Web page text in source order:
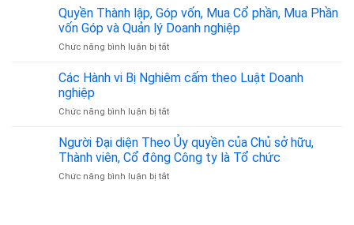
Hành
Pháp
Lý
Cậy
Tân
Bình
350.000đ/tháng
Tiền
Giang
chất
lượng
lập
công
ty
tại
Trăng
uy
Quyền Thành lập, Góp vốn, Mua Cổ phần, Mua Phần
vốn Góp và Quản lý Doanh nghiệp
Chức năng bình luận bị tắtở
Thành
vốn,
Cổ
phần,
Mua
Phần
Các Hành vi Bị Nghiêm cấm theo Luật Doanh
nghiệp
Chức năng bình luận bị tắtở
Hành
Bị
Nghiêm
Người Đại diện Theo Ủy quyền của Chủ sở hữu,
Thành viên, Cổ đông Công ty là Tổ chức
Chức năng bình luận bị tắtở